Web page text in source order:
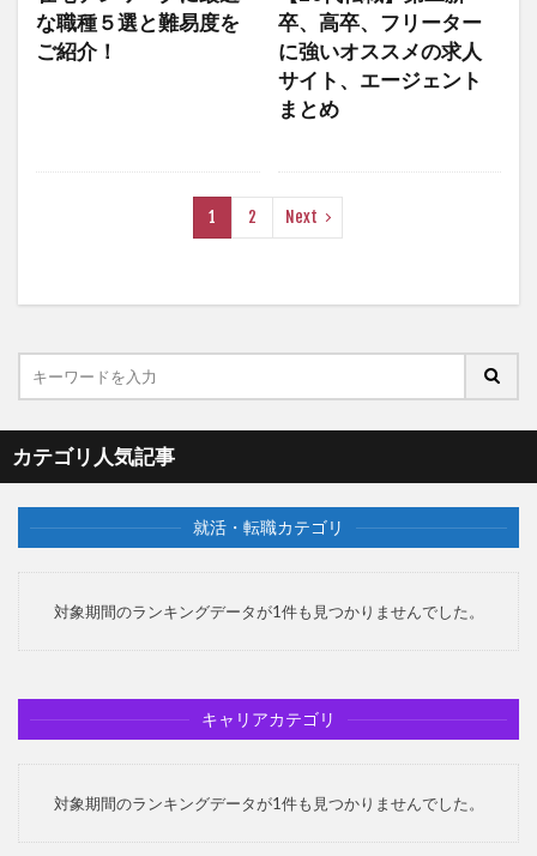
な職種５選と難易度を
ご紹介！
卒、高卒、フリーター
に強いオススメの求人
サイト、エージェント
まとめ
1 2 Next
カテゴリ人気記事
就活・転職カテゴリ
対象期間のランキングデータが1件も見つかりませんでした。
キャリアカテゴリ
対象期間のランキングデータが1件も見つかりませんでした。